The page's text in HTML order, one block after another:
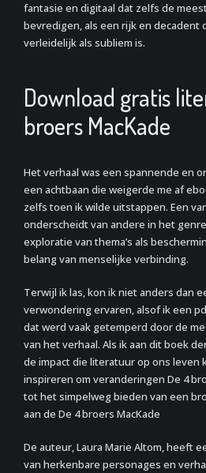
fantasie en digitaal dat zelfs de
bevredigen, als een rijk en decadent
verleidelijk als subliem is.
Download gratis
broers MacKade
Het verhaal was een spannende en
een achtbaan die weigerde me af
zelfs toen ik wilde uitstappen. Een
onderscheidt van andere in het
exploratie van thema’s als
belang van menselijke verbinding.
Terwijl ik las, kon ik niet anders dan
verwondering ervaren, alsof ik een
dat werd vaak getemperd door de
van het verhaal. Als ik aan dit boek
de impact die literatuur op ons leven
inspireren om veranderingen De 4
tot het simpelweg bieden van een
aan de De 4 broers MacKade
De auteur, Laura Marie Altom, heeft
van herkenbare personages en